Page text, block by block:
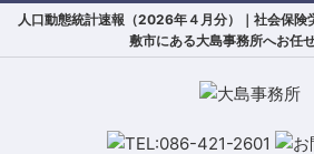
人口動態統計速報（2026年４月分）｜社会保険
敷市にある大島事務所へお任せ